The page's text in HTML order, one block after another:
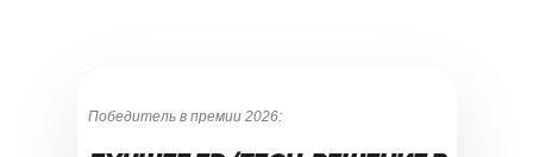
Победитель в премии 2026: